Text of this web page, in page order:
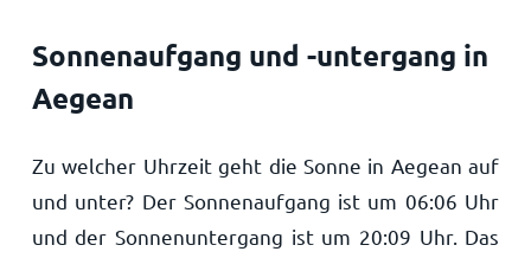
Sonnenaufgang und -untergang in
Aegean
Zu welcher Uhrzeit geht die Sonne in Aegean auf
und unter? Der Sonnenaufgang ist um 06:06 Uhr
und der Sonnenuntergang ist um 20:09 Uhr. Das